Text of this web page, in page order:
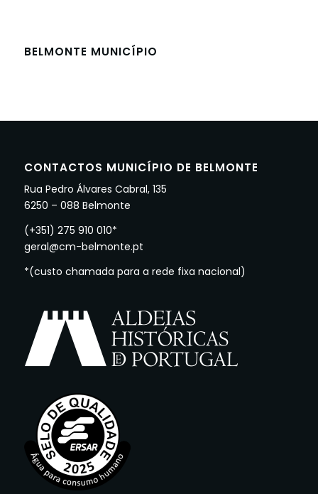
BELMONTE MUNICÍPIO
CONTACTOS MUNICÍPIO DE BELMONTE
Rua Pedro Álvares Cabral, 135
6250 – 088 Belmonte
(+351) 275 910 010*
geral@cm-belmonte.pt
*(custo chamada para a rede fixa nacional)